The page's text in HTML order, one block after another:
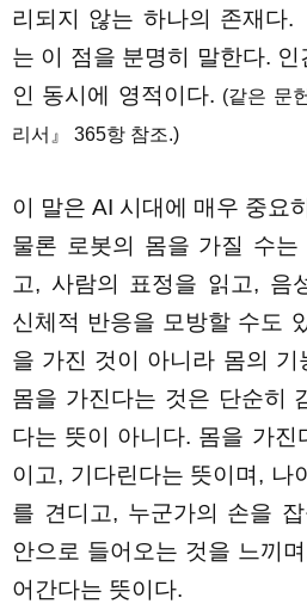
리되지 않는 하나의 존재다.
는 이 점을 분명히 말한다.
인 동시에 영적이다. (같은 문
리서』 365항 참조.)
이 말은 AI 시대에 매우 중요
물론 로봇의 몸을 가질 수
고, 사람의 표정을 읽고, 음
신체적 반응을 모방할 수도
을 가진 것이 아니라 몸의 기
몸을 가진다는 것은 단순히
다는 뜻이 아니다. 몸을 가진
이고, 기다린다는 뜻이며, 나
를 견디고, 누군가의 손을
안으로 들어오는 것을 느끼
어간다는 뜻이다.